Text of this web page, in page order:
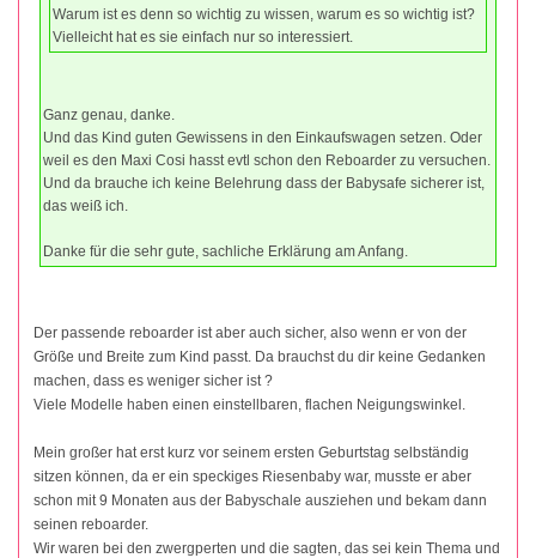
Warum ist es denn so wichtig zu wissen, warum es so wichtig ist?
Vielleicht hat es sie einfach nur so interessiert.
Ganz genau, danke.
Und das Kind guten Gewissens in den Einkaufswagen setzen. Oder
weil es den Maxi Cosi hasst evtl schon den Reboarder zu versuchen.
Und da brauche ich keine Belehrung dass der Babysafe sicherer ist,
das weiß ich.
Danke für die sehr gute, sachliche Erklärung am Anfang.
Der passende reboarder ist aber auch sicher, also wenn er von der
Größe und Breite zum Kind passt. Da brauchst du dir keine Gedanken
machen, dass es weniger sicher ist ?
Viele Modelle haben einen einstellbaren, flachen Neigungswinkel.
Mein großer hat erst kurz vor seinem ersten Geburtstag selbständig
sitzen können, da er ein speckiges Riesenbaby war, musste er aber
schon mit 9 Monaten aus der Babyschale ausziehen und bekam dann
seinen reboarder.
Wir waren bei den zwergperten und die sagten, das sei kein Thema und